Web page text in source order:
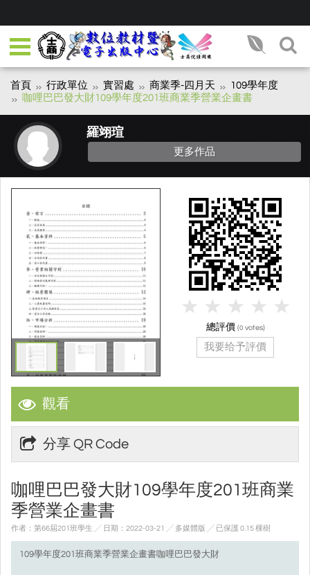
首頁 行政單位 實習處 商業季-四月天
109學年度
咖哩巴巴發大財109學年度201班商業季營業企畫書
羅翊瑄
更多作品
觀看
分享 QR Code
咖哩巴巴發大財109學年度201班商業
季營業企畫書
作者：第66屆201班學生 ╱ 日期：2022-03-21 ╱ 多媒體版 ╱ 已保護 0.15 棵樹
109學年度201班商業季營業企畫書咖哩巴巴發大財
總評價 (0 votes)
我要给予評價